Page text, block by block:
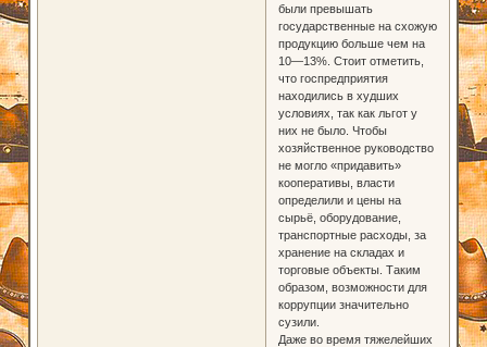
были превышать
государственные на схожую
продукцию больше чем на
10—13%. Стоит отметить,
что госпредприятия
находились в худших
условиях, так как льгот у
них не было. Чтобы
хозяйственное руководство
не могло «придавить»
кооперативы, власти
определили и цены на
сырьё, оборудование,
транспортные расходы, за
хранение на складах и
торговые объекты. Таким
образом, возможности для
коррупции значительно
сузили.
Даже во время тяжелейших